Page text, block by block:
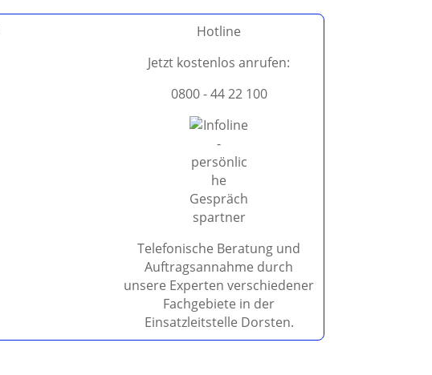
Hotline
Jetzt kostenlos anrufen:
0800 - 44 22 100
Telefonische Beratung und
Auftragsannahme durch
unsere Experten verschiedener
Fachgebiete in der
Einsatzleitstelle Dorsten.